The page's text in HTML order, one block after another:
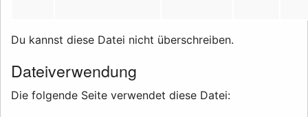
Du kannst diese Datei nicht überschreiben.
Dateiverwendung
Die folgende Seite verwendet diese Datei: